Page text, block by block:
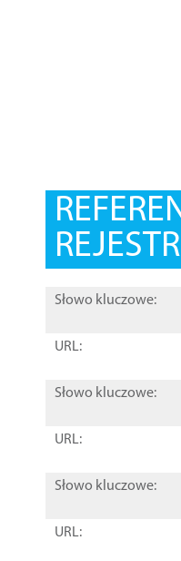
Słowo kluczowe:
URL:
Słowo kluczowe:
URL:
Słowo kluczowe:
URL: